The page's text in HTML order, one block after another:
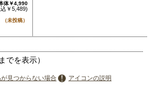
体￥4,990
￥5,489)
（未投稿）
でを表示）
見つからない場合 アイコンの説明